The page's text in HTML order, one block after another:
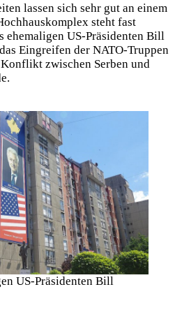
lassen sich sehr gut an einem
steht fast
ehemaligen US-Präsidenten Bill
Eingreifen der NATO-Truppen
zwischen Serben und
US-Präsidenten Bill